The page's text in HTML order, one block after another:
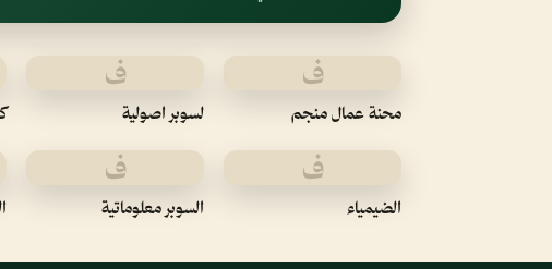
ف
محنة عمال منجم
ف
لسوبر اصولية
ف
الضيمياء
ف
السوبر معلوماتية